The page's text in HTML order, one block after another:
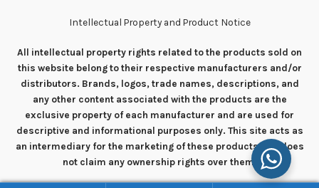
Intellectual Property and Product Notice
All intellectual property rights related to the products sold on
this website belong to their respective manufacturers and/or
distributors. Brands, logos, trade names, descriptions, and
any other content associated with the products are the
exclusive property of each manufacturer and are used for
descriptive and informational purposes only. This site acts as
an intermediary for the marketing of these products and does
not claim any ownership rights over them.